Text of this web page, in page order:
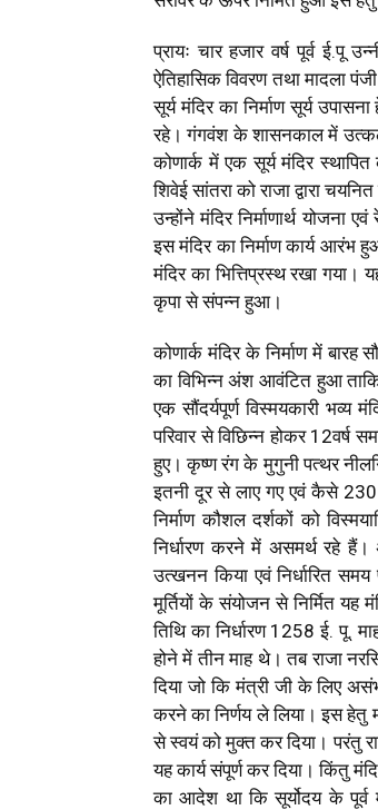
प्रायः चार हजार वर्ष पूर्व ई.पू
ऐतिहासिक विवरण तथा मादला
सूर्य मंदिर का निर्माण सूर्य
रहे। गंगवंश के शासनकाल में उत्कल
कोणार्क में एक सूर्य मंदिर
शिवेई सांतरा को राजा द्वारा
उन्होंने मंदिर निर्माणार्थ योजना
इस मंदिर का निर्माण कार्य
मंदिर का भित्तिप्रस्थ रखा गया।
कृपा से संपन्न हुआ।
कोणार्क मंदिर के निर्माण में बारह
का विभिन्न अंश आवंटित हुआ ताकि
एक सौंदर्यपूर्ण विस्मयकारी
परिवार से विछिन्न होकर 12वर्ष
हुए। कृष्ण रंग के मुगुनी पत्थर
इतनी दूर से लाए गए एवं कैसे
निर्माण कौशल दर्शकों को
निर्धारण करने में असमर्थ रहे हैं।
उत्खनन किया एवं निर्धारित समय
मूर्तियों के संयोजन से निर्मित यह
तिथि का निर्धारण 1258 ई. पू.
होने में तीन माह थे। तब राजा
दिया जो कि मंत्री जी के लिए
करने का निर्णय ले लिया। इस हेतु
से स्वयं को मुक्त कर दिया। परंतु
यह कार्य संपूर्ण कर दिया। किंतु
का आदेश था कि सूर्योदय के पूर्व